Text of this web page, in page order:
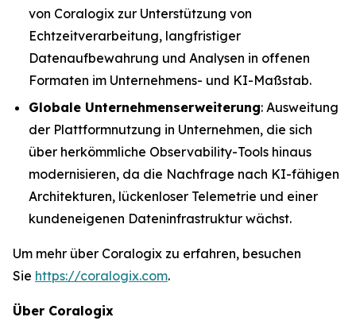
von Coralogix zur Unterstützung von
Echtzeitverarbeitung, langfristiger
Datenaufbewahrung und Analysen in offenen
Formaten im Unternehmens- und KI-Maßstab.
Globale Unternehmenserweiterung: Ausweitung
der Plattformnutzung in Unternehmen, die sich
über herkömmliche Observability-Tools hinaus
modernisieren, da die Nachfrage nach KI-fähigen
Architekturen, lückenloser Telemetrie und einer
kundeneigenen Dateninfrastruktur wächst.
Um mehr über Coralogix zu erfahren, besuchen
Sie https://coralogix.com.
Über Coralogix